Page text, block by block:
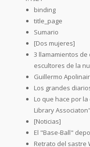
binding
title_page
Sumario
[Dos mujeres]
3 llamamientos
escultores de la
Guillermo
Los grandes
Lo que hace por
Library Associaton"
[Noticias]
El "Base-Ball"
Retrato del sastre